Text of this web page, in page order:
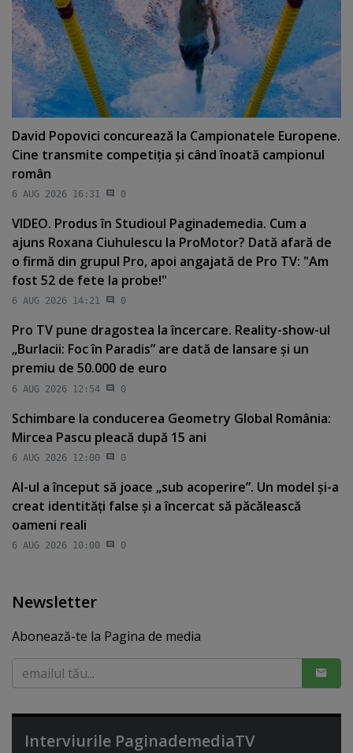
David Popovici concurează la Campionatele Europene.
Cine transmite competiţia şi când înoată campionul
român
6 AUG 2026 16:31 0
VIDEO. Produs în Studioul Paginademedia. Cum a
ajuns Roxana Ciuhulescu la ProMotor? Dată afară de
o firmă din grupul Pro, apoi angajată de Pro TV: "Am
fost 52 de fete la probe!"
6 AUG 2026 14:21 0
Pro TV pune dragostea la încercare. Reality-show-ul
„Burlacii: Foc în Paradis” are dată de lansare şi un
premiu de 50.000 de euro
6 AUG 2026 12:54 0
Schimbare la conducerea Geometry Global România:
Mircea Pascu pleacă după 15 ani
6 AUG 2026 12:00 0
AI-ul a început să joace „sub acoperire”. Un model şi-a
creat identităţi false şi a încercat să păcălească
oameni reali
6 AUG 2026 10:00 0
Newsletter
Abonează-te la Pagina de media
Interviurile PaginademediaTV